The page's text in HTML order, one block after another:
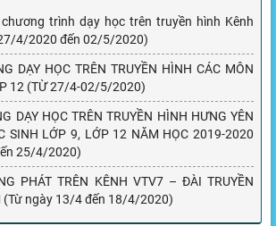
trình dạy học trên truyền hình Kênh
4/2020 đến 02/5/2020)
DẠY HỌC TRÊN TRUYỀN HÌNH CÁC MÔN
12 (TỪ 27/4-02/5/2020)
DẠY HỌC TRÊN TRUYỀN HÌNH HƯNG YÊN
SINH LỚP 9, LỚP 12 NĂM HỌC 2019-2020
25/4/2020)
PHÁT TRÊN KÊNH VTV7 – ĐÀI TRUYỀN
(Từ ngày 13/4 đến 18/4/2020)